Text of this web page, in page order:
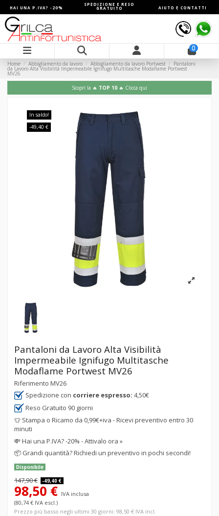
HAI UNA P.IVA? -20%
SPEDIZIONE E RESO
GRATUITO AIUTO E CONTATTI
0
Home Abbigliamento da lavoro Abbigliamento da lavoro Portwest Pantaloni
da Lavoro Alta Visibilità Impermeabile Ignifugo Multitasche Modaflame Portwest
MV26
Scopri la 🔥 TOP 10 🔥 Clicca qui
In saldo!
-49,40 €
Pantaloni da Lavoro Alta Visibilità
Impermeabile Ignifugo Multitasche
Modaflame Portwest MV26
Riferimento MV26
Spedizione con corriere espresso: 4,50€
Reso Gratuito 90 giorni
👕 Stampa o Ricamo da 0,99€+iva - Ricevi preventivo entro 30
minuti
💸Hai una P.IVA? -20% - Attivalo ora »
📦 Grandi quantità? Richiedi un preventivo in pochi secondi!
Disponibile
147,90 € -49,40 €
98,50 € IVA inclusa
(80,74 € IVA escl.)
Prezzo più basso negli ultimi 30 giorni: 98,50 € IVA incl.